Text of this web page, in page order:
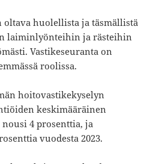
oltava huolellista ja täsmällistä
laiminlyönteihin ja rästeihin
Vastikeseuranta on
roolissa.
hoitovastikekyselyn
keskimääräinen
4 prosenttia, ja
vuodesta 2023.